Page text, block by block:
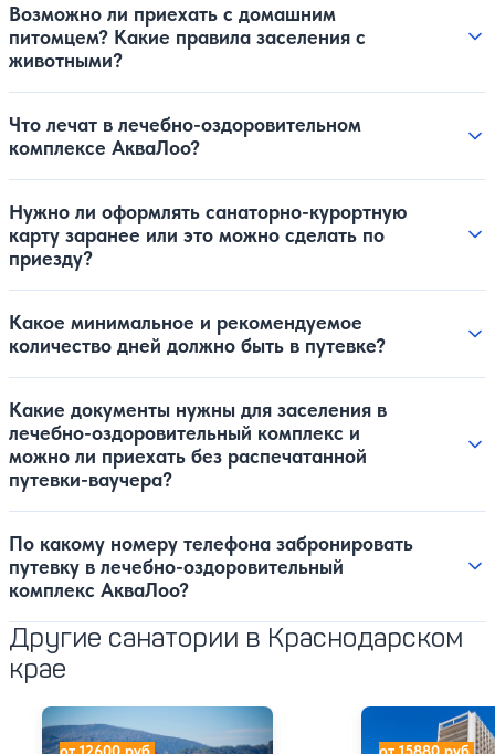
Возможно ли приехать с домашним
питомцем? Какие правила заселения с
животными?
Что лечат в лечебно-оздоровительном
комплексе АкваЛоо?
Нужно ли оформлять санаторно-курортную
карту заранее или это можно сделать по
приезду?
Какое минимальное и рекомендуемое
количество дней должно быть в путевке?
Какие документы нужны для заселения в
лечебно-оздоровительный комплекс и
можно ли приехать без распечатанной
путевки-ваучера?
По какому номеру телефона забронировать
путевку в лечебно-оздоровительный
комплекс АкваЛоо?
Другие санатории в Краснодарском
крае
Санаторий «Адлеркурорт» корпус ДельфинСанаторий